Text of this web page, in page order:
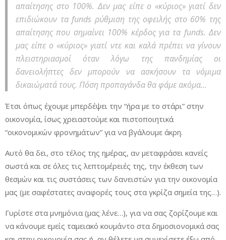
απαίτησης στο 100%. Δεν μας είπε ο «κύριος» γιατί δεν
επιδιώκουν τα funds ρύθμιση της οφειλής στο 60% της
απαίτησης που σημαίνει 100% κέρδος για τα funds. Δεν
μας είπε ο «κύριος» γιατί ντε και καλά πρέπει να γίνουν
πλειστηριασμοί όταν λόγω της πανδημίας οι
δανειολήπτες δεν μπορούν να ασκήσουν τα νόμιμα
δικαιώματά τους. Πόση προπαγάνδα θα φάμε ακόμα…
Έτσι όπως έχουμε μπερδέψει την “ήρα με το στάρι” στην
οικονομία, ίσως χρειαστούμε και πιστοποιητικά
“οικονομικών φρονημάτων” για να βγάλουμε άκρη.
Αυτό θα δει, στο τέλος της ημέρας, αν μεταφράσει κανείς
σωστά και σε όλες τις λεπτομέρειές της, την έκθεση των
θεσμών και τις συστάσεις των δανειστών για την οικονομία
μας (με σαφέστατες αναφορές τους στα γκρίζα σημεία της…).
Γυρίστε στα μνημόνια (μας λένε…), για να σας ζορίζουμε και
να κάνουμε εμείς ταμειακό κουμάντο στα δημοσιονομικά σας